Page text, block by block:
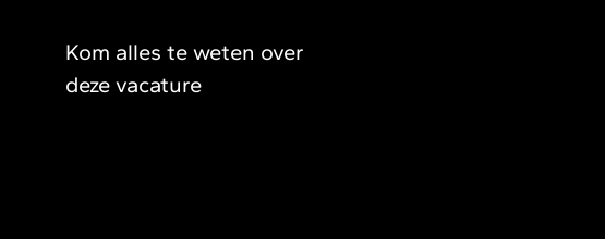
Kom alles te weten over
deze vacature